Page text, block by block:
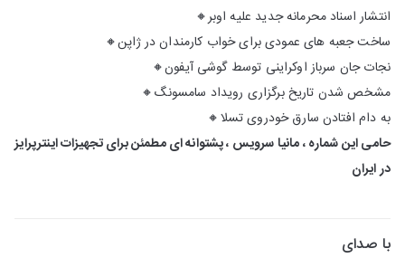
انتشار اسناد محرمانه جدید علیه اوبر🔸
ساخت جعبه های عمودی برای خواب کارمندان در ژاپن🔸
نجات جان سرباز اوکراینی توسط گوشی آیفون🔸
مشخص شدن تاریخ برگزاری رویداد سامسونگ🔸
به دام افتادن سارق خودروی تسلا🔸
حامی این شماره ، مانیا سرویس ، پشتوانه ای مطمئن برای تجهیزات اینترپرایز
در ایران
با صدای